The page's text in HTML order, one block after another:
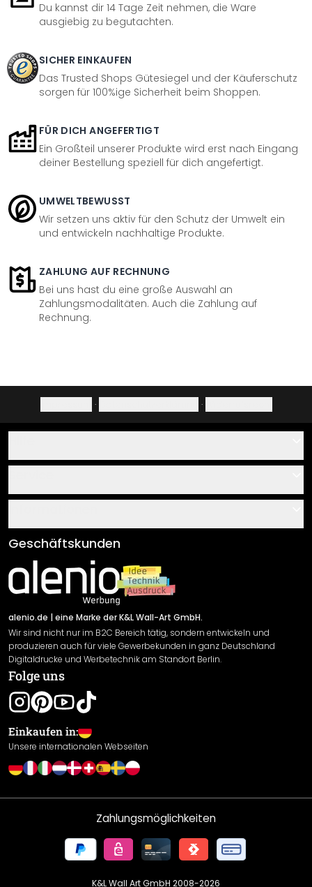
Du kannst dir 14 Tage Zeit nehmen, die Ware
ausgiebig zu begutachten.
SICHER EINKAUFEN
Das Trusted Shops Gütesiegel und der Käuferschutz
sorgen für 100%ige Sicherheit beim Shoppen.
FÜR DICH ANGEFERTIGT
Ein Großteil unserer Produkte wird erst nach Eingang
deiner Bestellung speziell für dich angefertigt.
UMWELTBEWUSST
Wir setzen uns aktiv für den Schutz der Umwelt ein
und entwickeln nachhaltige Produkte.
ZAHLUNG AUF RECHNUNG
Bei uns hast du eine große Auswahl an
Zahlungsmodalitäten. Auch die Zahlung auf
Rechnung.
· ·
Über uns
Klebe- und Montageanleitungen
Newsletter An-/Abmeldung
Sendungsverfolgung
AGB
Impressum
Versand & Zahlung
Rücksendung
Widerrufsrecht
Datenschutzerklärung
Gewährleistung
Leistungserklärung / CE-Zeichen
Cookie Einstellungen
Geschäftskunden
alenio.de | eine Marke der K&L Wall-Art GmbH.
Wir sind nicht nur im B2C Bereich tätig, sondern entwickeln und
produzieren auch für viele Gewerbekunden in ganz Deutschland
Digitaldrucke und Werbetechnik am Standort Berlin.
Folge uns
Einkaufen in:
Unsere internationalen Webseiten
Zahlungsmöglichkeiten
K&L Wall Art GmbH 2008-2026